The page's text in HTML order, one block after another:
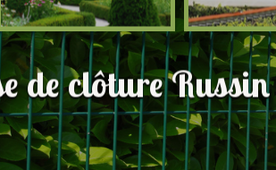
de clôture Russin